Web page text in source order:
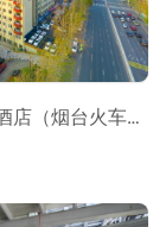
如家华驿酒店（烟台火车站万达广场店）